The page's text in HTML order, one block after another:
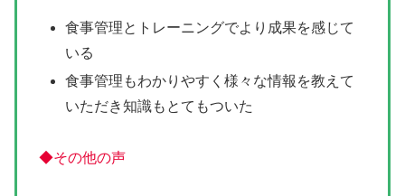
食事管理とトレーニングでより成果を感じて
いる
食事管理もわかりやすく様々な情報を教えて
いただき知識もとてもついた
◆その他の声